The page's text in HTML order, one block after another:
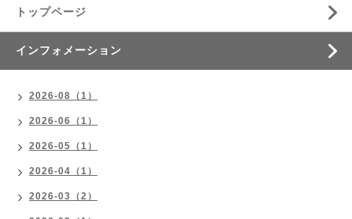
トップページ
インフォメーション
2026-08（1）
2026-06（1）
2026-05（1）
2026-04（1）
2026-03（2）